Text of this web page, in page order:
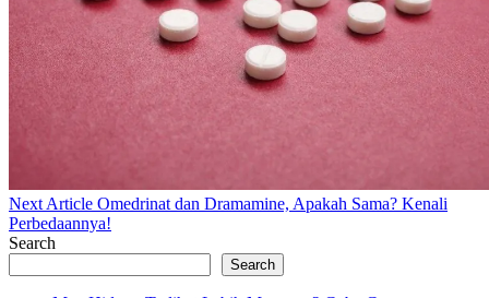
Next Article Next
Post:
Omedrinat dan Dramamine, Apakah Sama? Kenali
Perbedaannya!
Search
Search